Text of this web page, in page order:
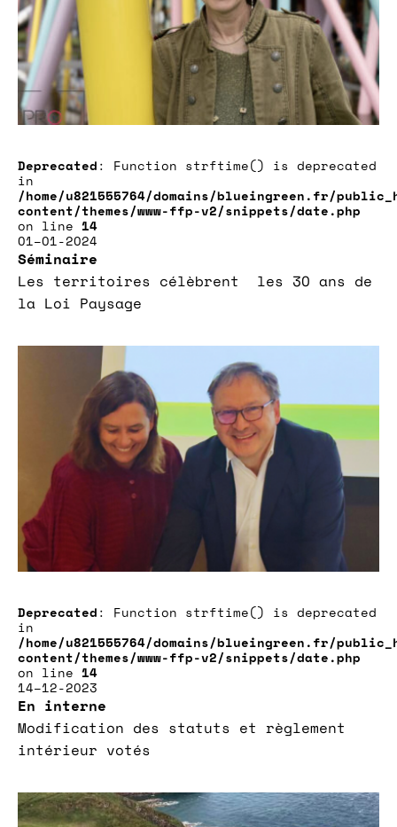
Deprecated: Function strftime() is deprecated
in
/home/u821555764/domains/blueingreen.fr/
content/themes/www-ffp-v2/snippets/date.php
on line 14
01–01-2024
Séminaire
Les territoires célèbrent les 30 ans de
la Loi Paysage
Deprecated: Function strftime() is deprecated
in
/home/u821555764/domains/blueingreen.fr/
content/themes/www-ffp-v2/snippets/date.php
on line 14
14–12-2023
En interne
Modification des statuts et règlement
intérieur votés